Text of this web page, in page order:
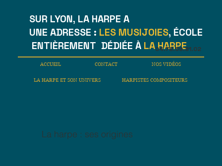
SUR LYON, LA HARPE A
UNE ADRESSE : LES MUSIJOIES, ÉCOLE
ENTIÈREMENT DÉDIÉE À LA HARPE
ACCUEIL CONTACT NOS VIDÉOS
LA HARPE ET SON UNIVERS HARPISTES COMPOSITEURS
04.78.59.81.02
La harpe : ses origines